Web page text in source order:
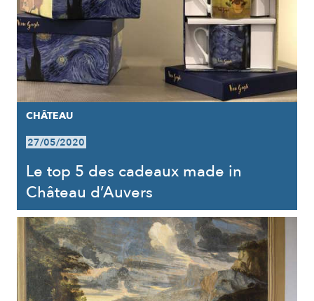
CHÂTEAU
27/05/2020
Le top 5 des cadeaux made in
Château d’Auvers